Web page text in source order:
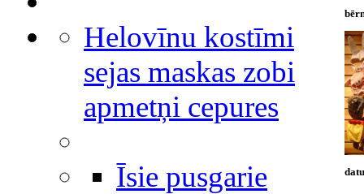
Helovīnu kostīmi
sejas maskas zobi
apmetņi cepures
Īsie pusgarie